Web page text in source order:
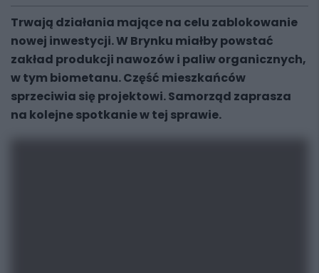
Trwają działania mające na celu zablokowanie
nowej inwestycji. W Brynku miałby powstać
zakład produkcji nawozów i paliw organicznych,
w tym biometanu. Część mieszkańców
sprzeciwia się projektowi. Samorząd zaprasza
na kolejne spotkanie w tej sprawie.